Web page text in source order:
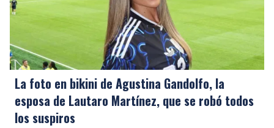
La foto en bikini de Agustina Gandolfo, la
esposa de Lautaro Martínez, que se robó todos
los suspiros